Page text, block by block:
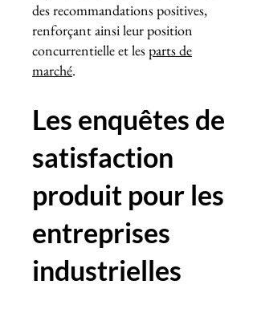
des recommandations positives,
renforçant ainsi leur position
concurrentielle et lesparts de
marché.
Les enquêtes de
satisfaction
produit pour les
entreprises
industrielles